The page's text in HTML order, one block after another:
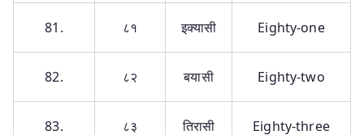
81. ८१ इक्यासी Eighty-one
82. ८२ बयासी Eighty-two
83. ८३ तिरासी Eighty-three